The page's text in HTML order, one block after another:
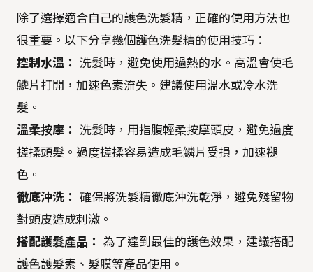
除了選擇適合自己的護色洗髮精，正確的使用方法也
很重要。以下分享幾個護色洗髮精的使用技巧：
控制水溫： 洗髮時，避免使用過熱的水。高溫會使毛
鱗片打開，加速色素流失。建議使用溫水或冷水洗
髮。
溫柔按摩： 洗髮時，用指腹輕柔按摩頭皮，避免過度
搓揉頭髮。過度搓揉容易造成毛鱗片受損，加速褪
色。
徹底沖洗： 確保將洗髮精徹底沖洗乾淨，避免殘留物
對頭皮造成刺激。
搭配護髮產品： 為了達到最佳的護色效果，建議搭配
護色護髮素、髮膜等產品使用。